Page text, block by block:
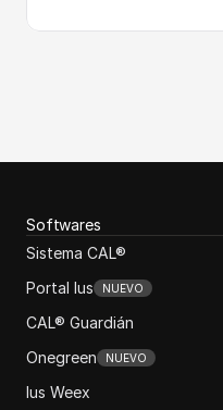
Softwares
Sistema CAL®
Portal Ius
NUEVO
CAL® Guardián
Onegreen
NUEVO
Ius Weex